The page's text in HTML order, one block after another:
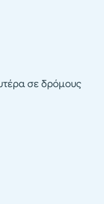
σε δρόμους